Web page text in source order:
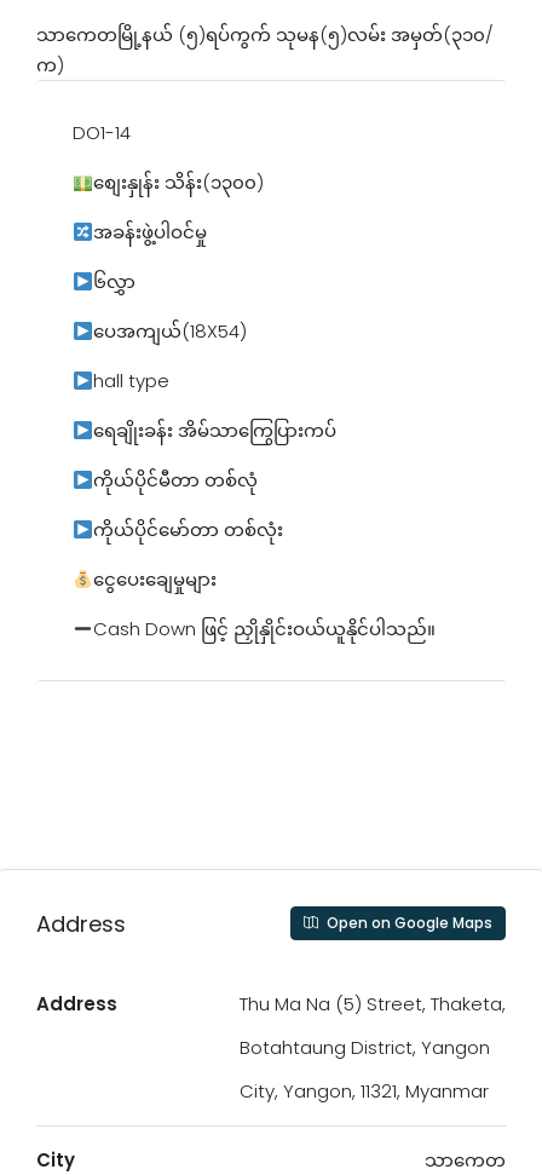
သာကေတမြို့နယ် (၅)ရပ်ကွက် သုမန(၅)လမ်း အမှတ်(၃၁၀/
က)
DO1-14
စျေးနှုန်း သိန်း(၁၃၀၀)
အခန်းဖွဲ့ပါဝင်မှု
၆လွှာ
‌ပေအကျယ်(18X54)
hall type
ရေချိုးခန်း အိမ်သာကြွေပြားကပ်
ကိုယ်ပိုင်မီတာ တစ်လုံ
ကိုယ်ပိုင်မော်တာ တစ်လုံး
ငွေပေးချေမှုများ
Cash Down ဖြင့် ညှိုနှိုင်းဝယ်ယူနိုင်ပါသည်။
Address Open on Google Maps
Address
Thu Ma Na (5) Street, Thaketa,
Botahtaung District, Yangon
City, Yangon, 11321, Myanmar
City သာကေတ